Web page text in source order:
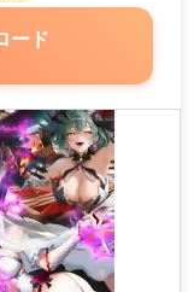
ード